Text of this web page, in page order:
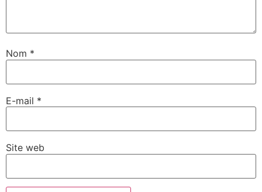
Nom *
E-mail *
Site web